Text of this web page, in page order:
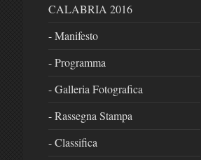
CALABRIA 2016
- Manifesto
- Programma
- Galleria Fotografica
- Rassegna Stampa
- Classifica